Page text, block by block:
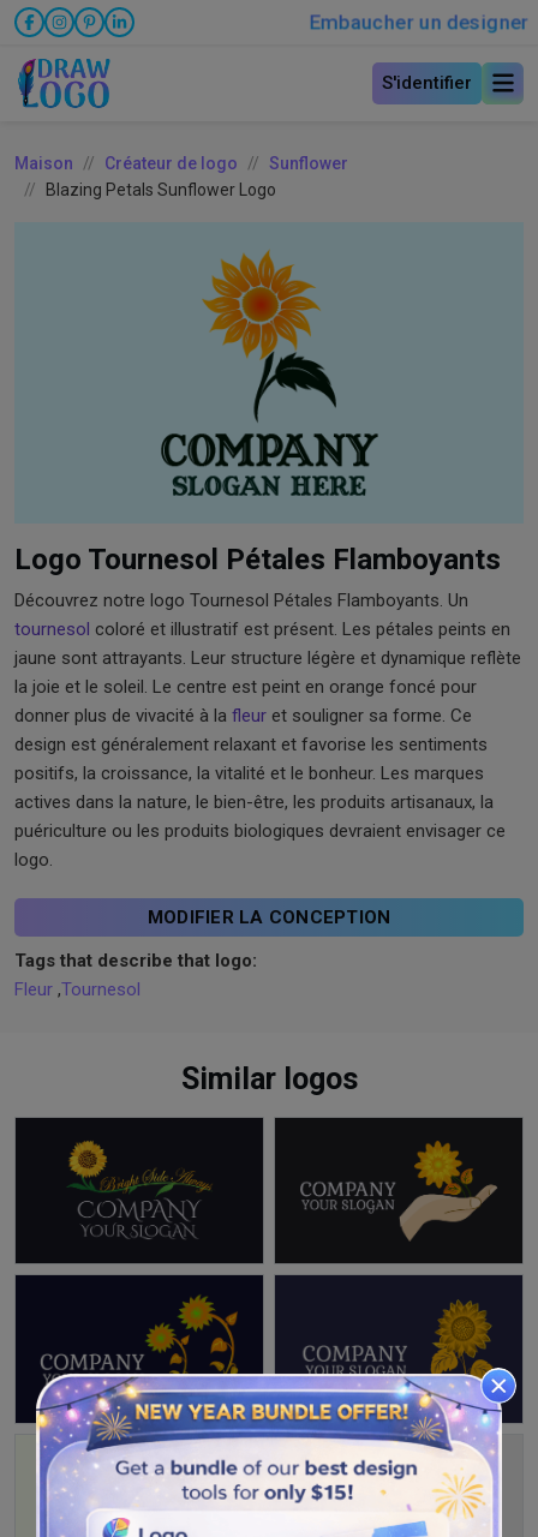
Embaucher un designer
S'identifier
Maison Créateur de logo
Sunflower
Blazing Petals Sunflower Logo
Logo Tournesol Pétales Flamboyants
Découvrez notre logo Tournesol Pétales Flamboyants. Un
tournesol coloré et illustratif est présent. Les pétales peints en
jaune sont attrayants. Leur structure légère et dynamique reflète
la joie et le soleil. Le centre est peint en orange foncé pour
donner plus de vivacité à la fleur et souligner sa forme. Ce
design est généralement relaxant et favorise les sentiments
positifs, la croissance, la vitalité et le bonheur. Les marques
actives dans la nature, le bien-être, les produits artisanaux, la
puériculture ou les produits biologiques devraient envisager ce
logo.
MODIFIER LA CONCEPTION
Tags that describe that logo:
Fleur ,Tournesol
Similar logos